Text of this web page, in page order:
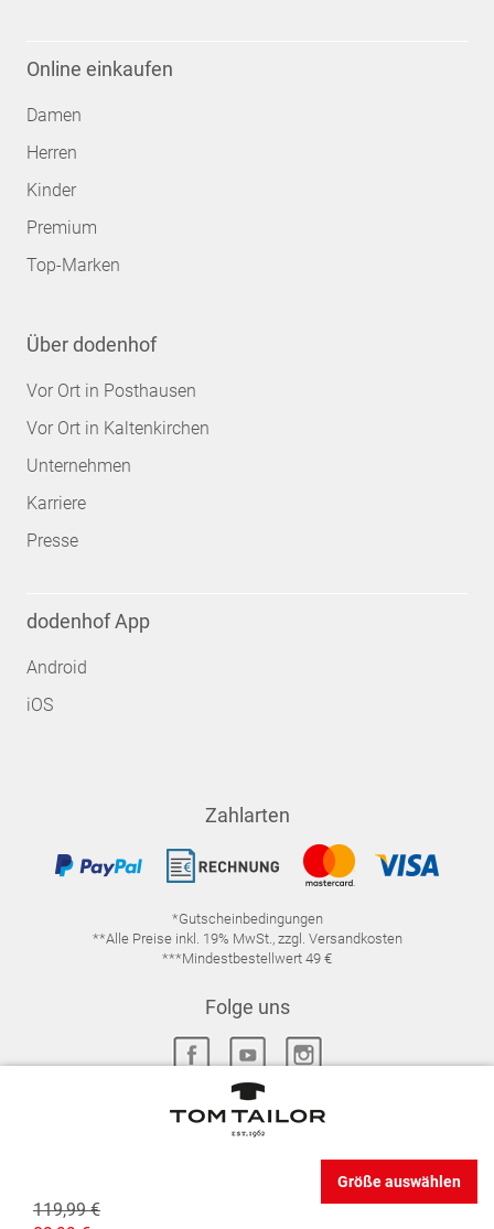
119,99 €
Größe auswählen
Online einkaufen
Damen
Herren
Kinder
Premium
Top-Marken
Über dodenhof
Vor Ort in Posthausen
Vor Ort in Kaltenkirchen
Unternehmen
Karriere
Presse
dodenhof App
Android
iOS
Zahlarten
*Gutscheinbedingungen
**Alle Preise inkl. 19% MwSt., zzgl. Versandkosten
***Mindestbestellwert 49 €
Folge uns
DATENSCHUTZ-EINSTELLUNGEN
WIDERRUFSRECHT